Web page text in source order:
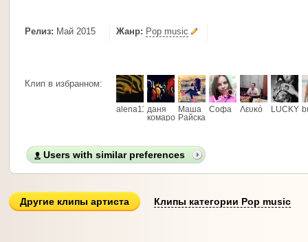
Релиз: Май 2015 Жанр: Pop music
Клип в избранном:
alena1182даня
комаров
Маша
Райская
Софа Λευκό LUCKY
Users with similar preferences
Другие клипы артиста Клипы категории Pop music